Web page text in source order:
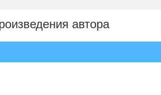
автора